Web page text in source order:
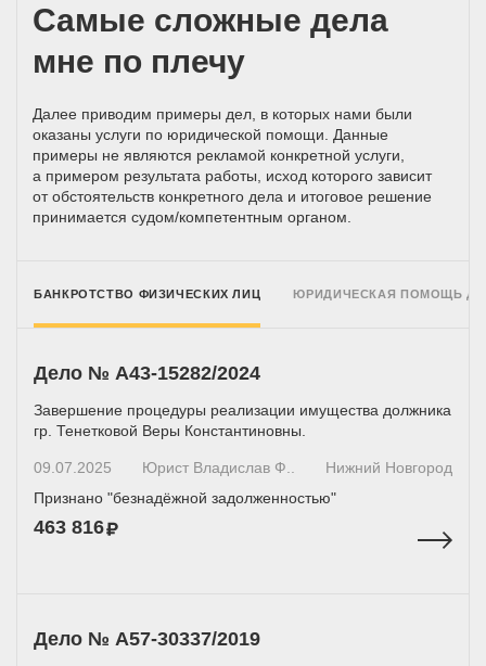
Самые сложные дела
мне по плечу
Далее приводим примеры дел, в которых нами были
оказаны услуги по юридической помощи. Данные
примеры не являются рекламой конкретной услуги,
а примером результата работы, исход которого зависит
от обстоятельств конкретного дела и итоговое решение
принимается судом/компетентным органом.
БАНКРОТСТВО ФИЗИЧЕСКИХ ЛИЦ ЮРИДИЧЕСКАЯ ПОМОЩЬ
Дело № А43-15282/2024
Завершение процедуры реализации имущества должника
гр. Тенетковой Веры Константиновны.
09.07.2025 Юрист Владислав Ф..
Нижний Новгород
Признано "безнадёжной задолженностью"
463 816
Дело № А57-30337/2019